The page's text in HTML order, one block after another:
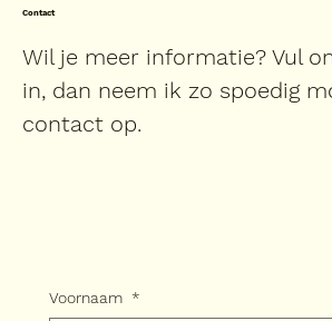
Contact
Wil je meer informatie? Vul
in, dan neem ik zo spoedig
contact op.
Voornaam *